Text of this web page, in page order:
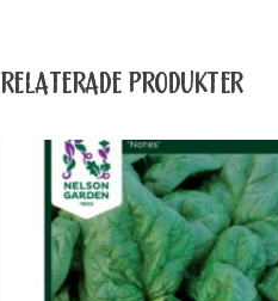
RELATERADE PRODUKTER